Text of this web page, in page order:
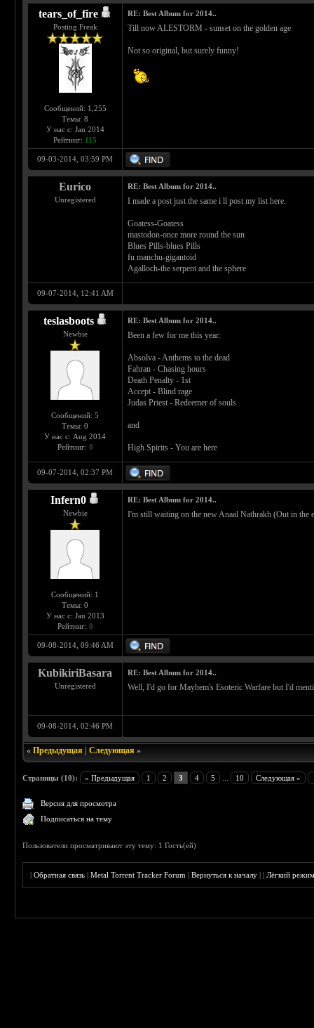
tears_of_fire
Posting Freak
Сообщений: 1,255
Темы: 8
У нас с: Jan 2014
Рейтинг: 115
RE: Best Album for 2014..
Till now ALESTORM - sunset on the golden age
Not so original, but surely funny!
09-03-2014, 03:59 PM
Eurico
Unregistered
RE: Best Album for 2014..
I made a post just the same i ll post my list here.
Goatess-Goatess
mastodon-once more round the sun
Blues Pills-blues Pills
fu manchu-gigantoid
Agalloch-the serpent and the sphere
09-07-2014, 12:41 AM
teslasboots
Newbie
Сообщений: 5
Темы: 0
У нас с: Aug 2014
Рейтинг: 0
RE: Best Album for 2014..
Been a few for me this year:
Absolva - Anthems to the dead
Fahran - Chasing hours
Death Penalty - 1st
Accept - Blind rage
Judas Priest - Redeemer of souls
and
High Spirits - You are here
09-07-2014, 02:37 PM
Infern0
Newbie
Сообщений: 1
Темы: 0
У нас с: Jan 2013
Рейтинг: 0
RE: Best Album for 2014..
I'm still waiting on the new Anaal Nathrakh (Out in the
09-08-2014, 09:46 AM
KubikiriBasara
Unregistered
RE: Best Album for 2014..
Well, I'd go for Mayhem's Esoteric Warfare but I'd
09-08-2014, 02:46 PM
«Предыдущая |Следующая »
Страницы (10): « Предыдущая 1 2 3 4 5 10 Следующая »
Версия для просмотра
Подписаться на тему
Пользователи просматривают эту тему: 1 Гость(ей)
|Обратная связь |Metal Torrent Tracker Forum |Вернуться к началу ||Лёгкий